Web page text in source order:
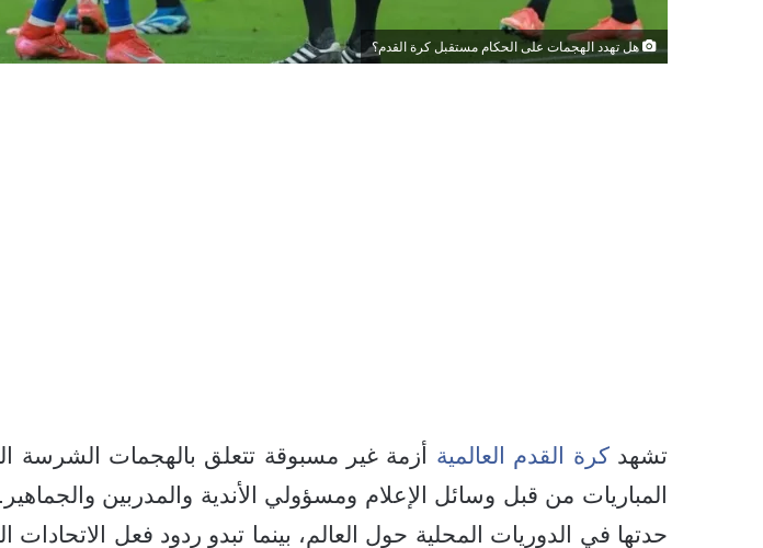
هل تهدد الهجمات على الحكام مستقبل كرة القدم؟
تشهدكرة القدم العالمية أزمة غير مسبوقة تتعلق بالهجمات الشرسة
المباريات من قبل وسائل الإعلام ومسؤولي الأندية والمدربين
حدتها في الدوريات المحلية حول العالم، بينما تبدو ردود فعل الاتحادات